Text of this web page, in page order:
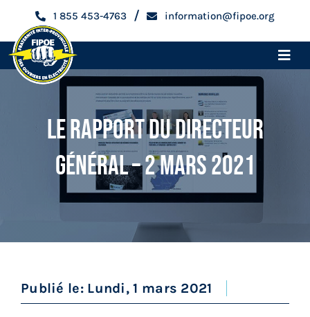
content
1 855 453-4763 / information@fipoe.org
Toggle
Devenir membre
Espace membre
Métiers
Le Rapport Du Directeur
Général – 2 Mars 2021
Publié le: Lundi, 1 mars 2021